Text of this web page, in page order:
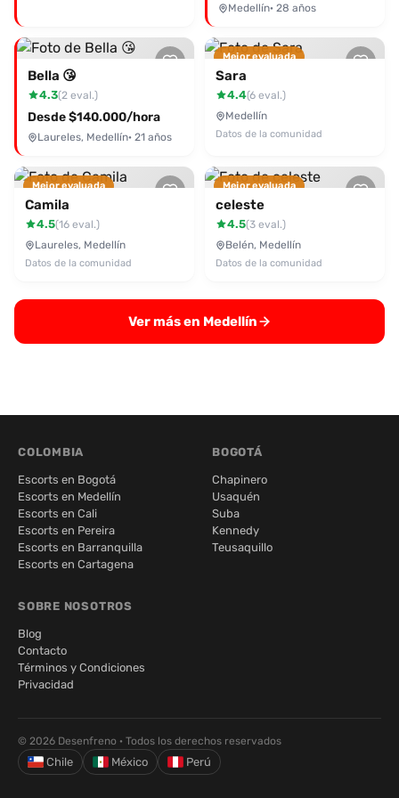
Medellín· 28 años
Bella 😘
4.3(2 eval.)
Desde $140.000/hora
Laureles, Medellín· 21 años
Mejor evaluada
Sara
4.4(6 eval.)
Medellín
Datos de la comunidad
Mejor evaluada
Camila
4.5(16 eval.)
Laureles, Medellín
Datos de la comunidad
Mejor evaluada
celeste
4.5(3 eval.)
Belén, Medellín
Datos de la comunidad
Ver más en Medellín
COLOMBIA
Escorts en Bogotá
Escorts en Medellín
Escorts en Cali
Escorts en Pereira
Escorts en Barranquilla
Escorts en Cartagena
BOGOTÁ
Chapinero
Usaquén
Suba
Kennedy
Teusaquillo
SOBRE NOSOTROS
Blog
Contacto
Términos y Condiciones
Privacidad
© 2026 Desenfreno · Todos los derechos reservados
Chile México Perú